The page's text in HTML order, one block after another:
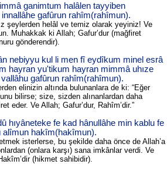
ganimtum halâlen tayyiben
gafûrun rahîm(rahîmun).
şeylerden helâl ve temiz olarak yeyiniz! Ve
Muhakkak ki Allah; Gafur’dur (mağfiret
gönderendir).
nebiyyu kul li men fî eydîkum minel esrâ
hayran yu'tikum hayran mimmâ uhıze
gafûrun rahîm(rahîmun).
elinizin altında bulunanlara de ki: “Eğer
bilirse; size, sizden alınanlardan daha
eder. Ve Allah; Gafur’dur, Rahîm’dir.”
hıyâneteke fe kad hânullâhe min kablu fe
alîmun hakîm(hakîmun).
isterlerse, bu şekilde daha önce de Allah’a
(onlara karşı) sana imkânlar verdi. Ve
(hikmet sahibidir).